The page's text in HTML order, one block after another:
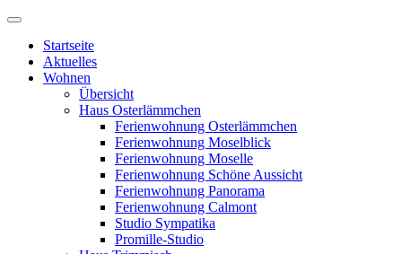
Startseite
Aktuelles
Wohnen
Übersicht
Haus Osterlämmchen
Ferienwohnung Osterlämmchen
Ferienwohnung Moselblick
Ferienwohnung Moselle
Ferienwohnung Schöne Aussicht
Ferienwohnung Panorama
Ferienwohnung Calmont
Studio Sympatika
Promille-Studio